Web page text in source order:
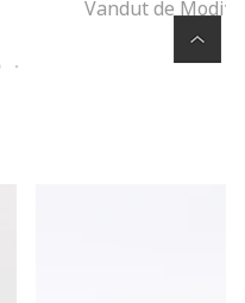
Vandut de